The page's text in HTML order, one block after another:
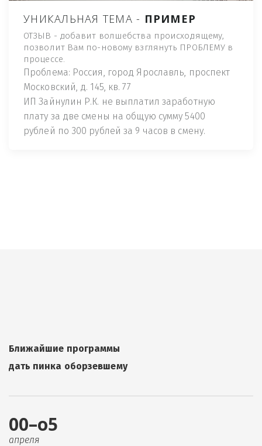
УНИКАЛЬНАЯ ТЕМА - ПРИМЕР
ОТЗЫВ - добавит волшебства происходящему,
позволит Вам по-новому взглянуть ПРОБЛЕМУ в
процессе.
Проблема: Россия, город Ярославль, проспект
Московский, д. 145, кв. 77
ИП Зайнулин Р.К. не выплатил заработную
плату за две смены на общую сумму 5400
рублей по 300 рублей за 9 часов в смену.
Ближайшие программы
дать пинка оборзевшему
00–о5
апреля